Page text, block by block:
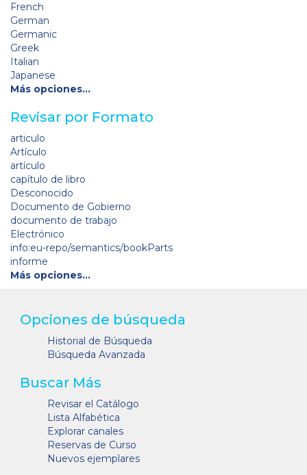
French
German
Germanic
Greek
Italian
Japanese
Más opciones…
Revisar por Formato
articulo
Artículo
artículo
capítulo de libro
Desconocido
Documento de Gobierno
documento de trabajo
Electrónico
info:eu-repo/semantics/bookParts
informe
Más opciones…
Opciones de búsqueda
Historial de Búsqueda
Búsqueda Avanzada
Buscar Más
Revisar el Catálogo
Lista Alfabética
Explorar canales
Reservas de Curso
Nuevos ejemplares